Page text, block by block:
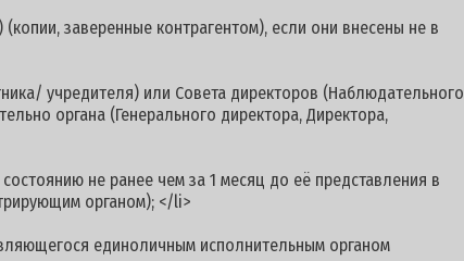
заверенные контрагентом), если они внесены не в
учредителя) или Совета директоров (Наблюдательного
органа (Генерального директора, Директора,
не ранее чем за 1 месяц до её представления в
органом); </li>
единоличным исполнительным органом